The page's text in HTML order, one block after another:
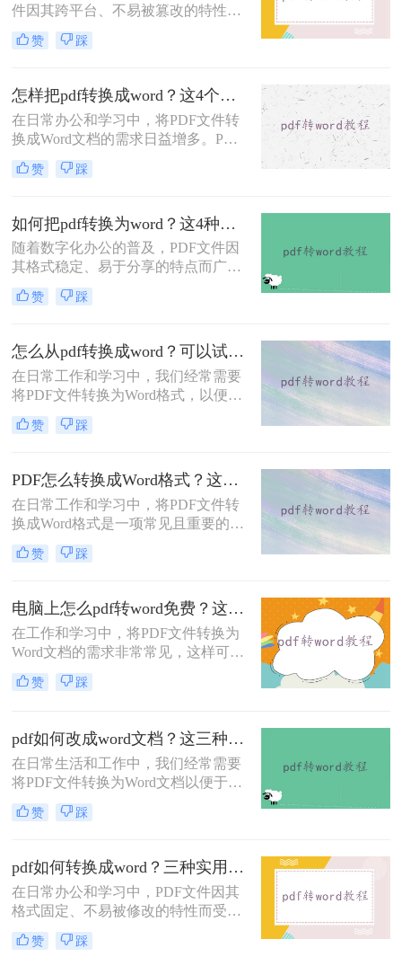
件因其跨平台、不易被篡改的特性而
广受欢迎，但在某些情况下，我们可
能需要将其转换为可编辑的Word文
文档呢？本文将介绍三种在电脑上将
PDF转换为Word文档的方法。
赞 踩
怎样把pdf转换成word？这4个转换方法快收藏起来！
在日常办公和学习中，将PDF文件转
换成Word文档的需求日益增多。PDF
文件因其不易被编辑和修改的特性而
广受青睐，但在某些情况下，我们可
步的编辑和修改。那么怎样把PDF转
换成Word呢？本文将介绍四种将PDF
转换成Word的方法，旨在帮助用户快
速、准确地完成PDF到Word的转换。
赞 踩
如何把pdf转换为word？这4种转换方法快来看！
随着数字化办公的普及，PDF文件因
其格式稳定、易于分享的特点而广泛
应用于各类文档的保存与传输。然
而，在需要对PDF文档进行编辑时，
首选。那么如何把pdf转换为word呢？
本文将介绍四种将PDF转换为Word的
方法。
赞 踩
怎么从pdf转换成word？可以试试这三个方法！
在日常工作和学习中，我们经常需要
将PDF文件转换为Word格式，以便于
编辑和修改。那么怎么从pdf转换成
word呢？本文将介绍三种将PDF转换
和适用场景，您可以根据自己的需求
选择最合适的方式。
赞 踩
PDF怎么转换成Word格式？这四种方法分享给你！
在日常工作和学习中，将PDF文件转
换成Word格式是一项常见且重要的任
务。Word文档因其编辑灵活性和兼容
性而广受欢迎，特别是在需要修改或
转换成Word格式呢？本文将介绍四种
将PDF转换成Word格式的方法。
赞 踩
电脑上怎么pdf转word免费？这三个方法分享给大家！
在工作和学习中，将PDF文件转换为
Word文档的需求非常常见，这样可以
方便地编辑和修改文档内容。那么电
脑上怎么PDF转Word免费呢？本文将
助您根据实际需求选择最合适的方
式。
赞 踩
pdf如何改成word文档？这三种方法快来尝试下吧 ！
在日常生活和工作中，我们经常需要
将PDF文件转换为Word文档以便于编
辑和修改。那么pdf如何改成word文档
呢？本文将介绍三种常用的方法来实
赞 踩
pdf如何转换成word？三种实用方法教会你！
在日常办公和学习中，PDF文件因其
格式固定、不易被修改的特性而受到
广泛应用。然而，当需要编辑或修改
PDF文件内容时，将其转换为Word文
赞 踩